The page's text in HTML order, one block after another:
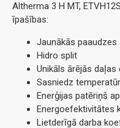
Altherma 3 H MT,
īpašības:
Jaunākās
Hidro split
Unikāls ārējās
Sasniedz
Enerģijas patēriņš
Energoefektivitātes
Lietderīgā darba